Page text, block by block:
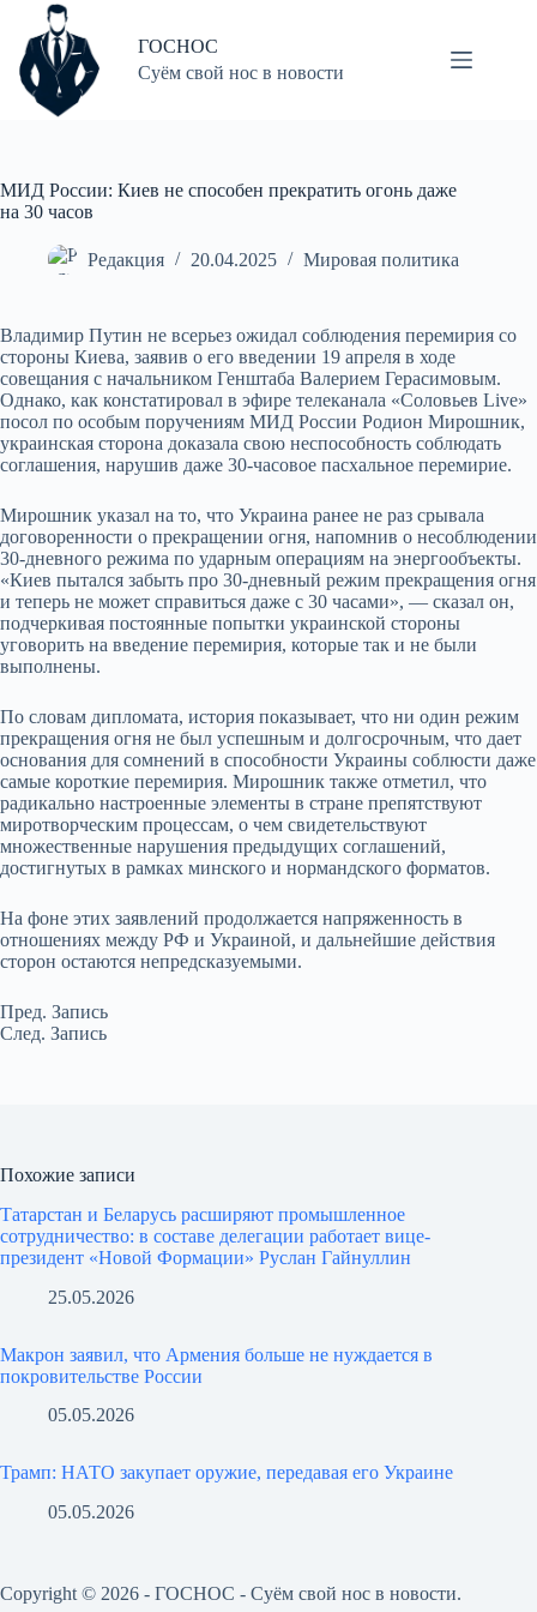
Перейти
сути
ГОСНОС
Суём свой нос в новости
МИД России: Киев не способен прекратить огонь даже
на 30 часов
Редакция 20.04.2025 Мировая политика
Владимир Путин не всерьез ожидал соблюдения перемирия со
стороны Киева, заявив о его введении 19 апреля в ходе
совещания с начальником Генштаба Валерием Герасимовым.
Однако, как констатировал в эфире телеканала «Соловьев Live»
посол по особым поручениям МИД России Родион Мирошник,
украинская сторона доказала свою неспособность соблюдать
соглашения, нарушив даже 30-часовое пасхальное перемирие.
Мирошник указал на то, что Украина ранее не раз срывала
договоренности о прекращении огня, напомнив о несоблюдении
30-дневного режима по ударным операциям на энергообъекты.
«Киев пытался забыть про 30-дневный режим прекращения огня
и теперь не может справиться даже с 30 часами», — сказал он,
подчеркивая постоянные попытки украинской стороны
уговорить на введение перемирия, которые так и не были
выполнены.
По словам дипломата, история показывает, что ни один режим
прекращения огня не был успешным и долгосрочным, что дает
основания для сомнений в способности Украины соблюсти даже
самые короткие перемирия. Мирошник также отметил, что
радикально настроенные элементы в стране препятствуют
миротворческим процессам, о чем свидетельствуют
множественные нарушения предыдущих соглашений,
достигнутых в рамках минского и нормандского форматов.
На фоне этих заявлений продолжается напряженность в
отношениях между РФ и Украиной, и дальнейшие действия
сторон остаются непредсказуемыми.
Пред. Запись
След. Запись
Похожие записи
Татарстан и Беларусь расширяют промышленное
сотрудничество: в составе делегации работает вице-
президент «Новой Формации» Руслан Гайнуллин
25.05.2026
Макрон заявил, что Армения больше не нуждается в
покровительстве России
05.05.2026
Трамп: НАТО закупает оружие, передавая его Украине
05.05.2026
Copyright © 2026 - ГОСНОС - Суём свой нос в новости.